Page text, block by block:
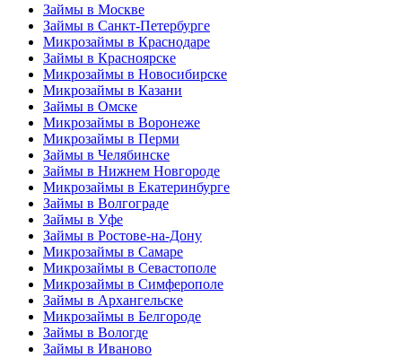
Займы в Москве
Займы в Санкт-Петербурге
Микрозаймы в Краснодаре
Займы в Красноярске
Микрозаймы в Новосибирске
Микрозаймы в Казани
Займы в Омске
Микрозаймы в Воронеже
Микрозаймы в Перми
Займы в Челябинске
Займы в Нижнем Новгороде
Микрозаймы в Екатеринбурге
Займы в Волгограде
Займы в Уфе
Займы в Ростове-на-Дону
Микрозаймы в Самаре
Микрозаймы в Севастополе
Микрозаймы в Симферополе
Займы в Архангельске
Микрозаймы в Белгороде
Займы в Вологде
Займы в Иваново